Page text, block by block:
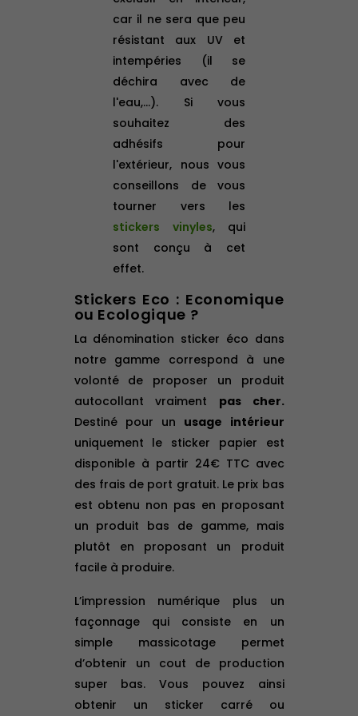
car il ne sera que peu
résistant aux UV et
intempéries (il se
déchira avec de
l'eau,...). Si vous
souhaitez des
adhésifs pour
l'extérieur, nous vous
conseillons de vous
tourner vers les
stickers vinyles, qui
sont conçu à cet
effet.
Stickers Eco : Economique
ou Ecologique ?
La dénomination sticker éco dans
notre gamme correspond à une
volonté de proposer un produit
autocollant vraiment pas cher.
Destiné pour un usage intérieur
uniquement le sticker papier est
disponible à partir 24€ TTC avec
des frais de port gratuit. Le prix bas
est obtenu non pas en proposant
un produit bas de gamme, mais
plutôt en proposant un produit
facile à produire.
L’impression numérique plus un
façonnage qui consiste en un
simple massicotage permet
d’obtenir un cout de production
super bas. Vous pouvez ainsi
obtenir un sticker carré ou